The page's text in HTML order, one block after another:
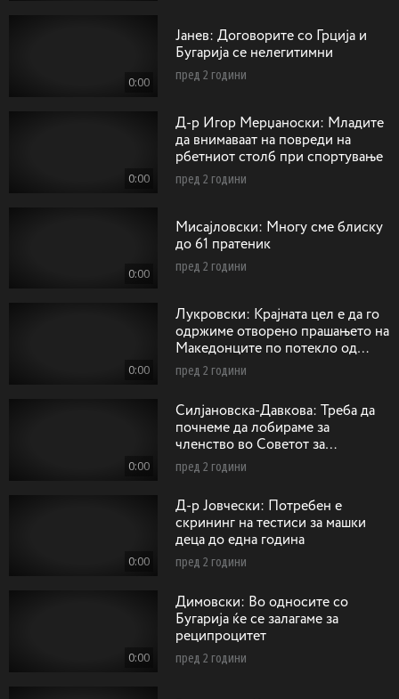
0:00
Jaнев: Договорите со Грција и
Бугарија се нелегитимни
пред 2 години
0:00
Д-р Игор Мерџаноски: Mладите
да внимаваат на повреди на
рбетниот столб при спортување
пред 2 години
0:00
Мисајловски: Многу сме блиску
до 61 пратеник
пред 2 години
0:00
Лукровски: Крајната цел е да го
одржиме отворено прашањето на
Македонците по потекло од
Егејскиот дел на Македонија
пред 2 години
0:00
Силјановска-Давкова: Треба да
почнеме да лобираме за
членство во Советот за
безбедност на ОН како
пред 2 години
0:00
Д-р Јовчески: Потребен е
скрининг на тестиси за машки
деца до една година
пред 2 години
0:00
Димовски: Во односите со
Бугарија ќе се залагаме за
реципроцитет
пред 2 години